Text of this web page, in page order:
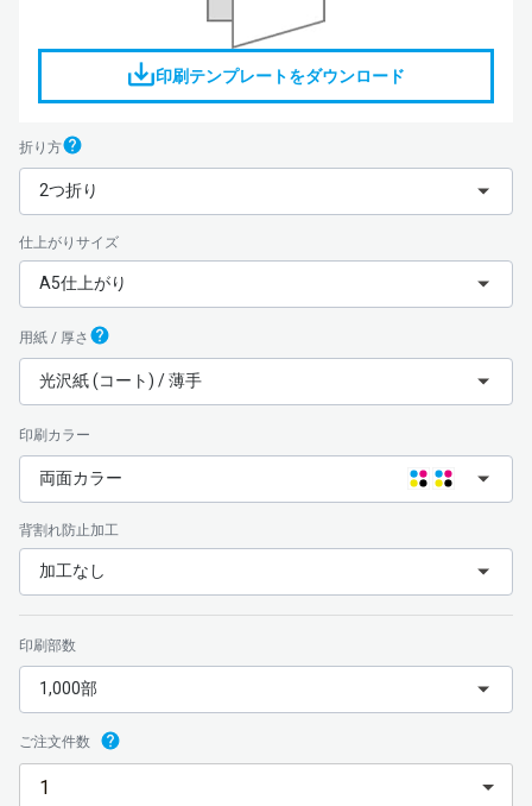
印刷テンプレートをダウンロード
折り方
2つ折り
仕上がりサイズ
A5仕上がり
用紙 / 厚さ
光沢紙 (コート) / 薄手
印刷カラー
両面カラー
背割れ防止加工
加工なし
印刷部数
1,000部
ご注文件数